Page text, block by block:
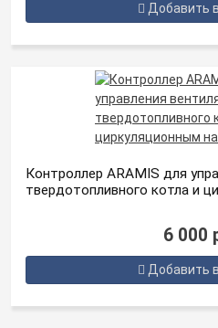
Добавить
Контроллер ARAMIS для
твердотопливного котла и
6 000
Добавить